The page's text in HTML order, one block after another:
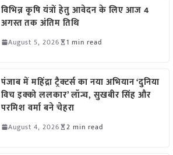
विभिन्न कृषि यंत्रों हेतु आवेदन के लिए आज 4
अगस्त तक अंतिम तिथि
August 5, 2026 1 min read
पंजाब में महिंद्रा ट्रैक्टर्स का नया अभियान ‘दुनिया
विच इक्को ललकार’ लॉन्च, सुखबीर सिंह और
परमिश वर्मा बने चेहरा
August 4, 2026 2 min read